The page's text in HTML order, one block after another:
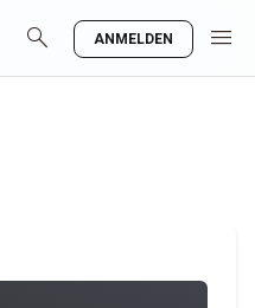
search ANMELDEN menu